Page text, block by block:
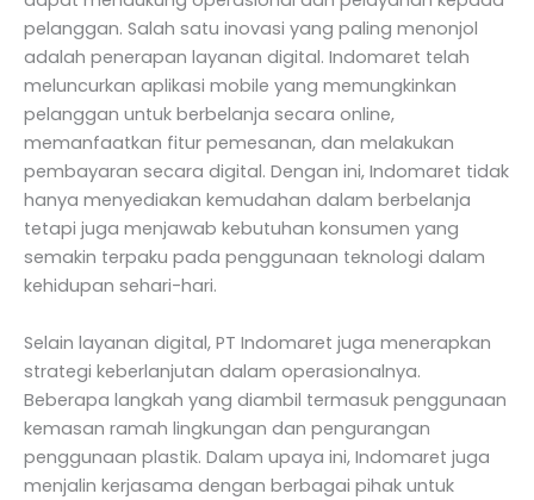
pelanggan. Salah satu inovasi yang paling menonjol
adalah penerapan layanan digital. Indomaret telah
meluncurkan aplikasi mobile yang memungkinkan
pelanggan untuk berbelanja secara online,
memanfaatkan fitur pemesanan, dan melakukan
pembayaran secara digital. Dengan ini, Indomaret tidak
hanya menyediakan kemudahan dalam berbelanja
tetapi juga menjawab kebutuhan konsumen yang
semakin terpaku pada penggunaan teknologi dalam
kehidupan sehari-hari.
Selain layanan digital, PT Indomaret juga menerapkan
strategi keberlanjutan dalam operasionalnya.
Beberapa langkah yang diambil termasuk penggunaan
kemasan ramah lingkungan dan pengurangan
penggunaan plastik. Dalam upaya ini, Indomaret juga
menjalin kerjasama dengan berbagai pihak untuk